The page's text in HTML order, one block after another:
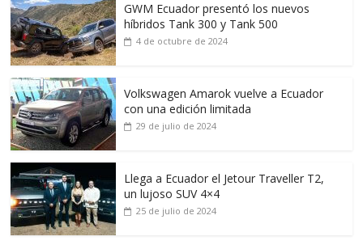
GWM Ecuador presentó los nuevos
híbridos Tank 300 y Tank 500
4 de octubre de 2024
Volkswagen Amarok vuelve a Ecuador
con una edición limitada
29 de julio de 2024
Llega a Ecuador el Jetour Traveller T2,
un lujoso SUV 4×4
25 de julio de 2024